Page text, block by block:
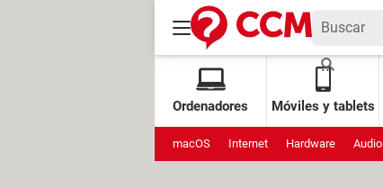
Ordenadores Móviles y tablets
macOS Internet Hardware Audio